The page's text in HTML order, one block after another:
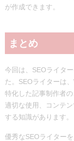
が作成できます。
まとめ
今回は、SEOライタ
た。SEOライターは
特化した記事制作者
適切な使用、コンテ
する知識があります。
優秀なSEOライター